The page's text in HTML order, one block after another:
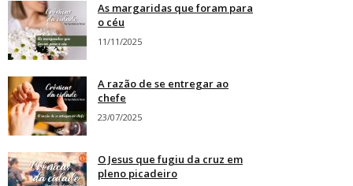
As margaridas que foram para
o céu
11/11/2025
A razão de se entregar ao
chefe
23/07/2025
O Jesus que fugiu da cruz em
pleno picadeiro